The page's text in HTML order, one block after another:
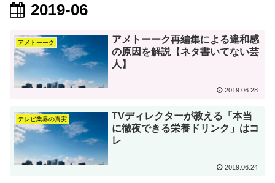
2019-06
アメトーーク
アメトーーク再編集による違和感
の原因を解説【ネタ書いてない芸
人】
2019.06.28
テレビ業界の真実
TVディレクターが教える「本当
に徹夜できる栄養ドリンク」はコ
レ
2019.06.24